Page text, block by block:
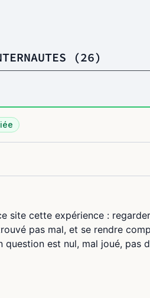
(26)
site cette expérience :
pas mal, et se rendre
est nul, mal joué, pas